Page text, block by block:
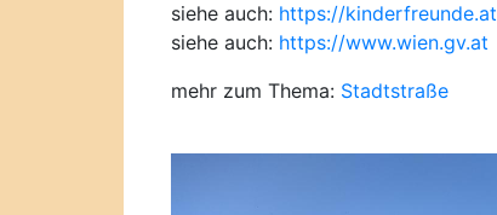
siehe auch: https://kinderfreunde.at
siehe auch: https://www.wien.gv.at
mehr zum Thema: Stadtstraße